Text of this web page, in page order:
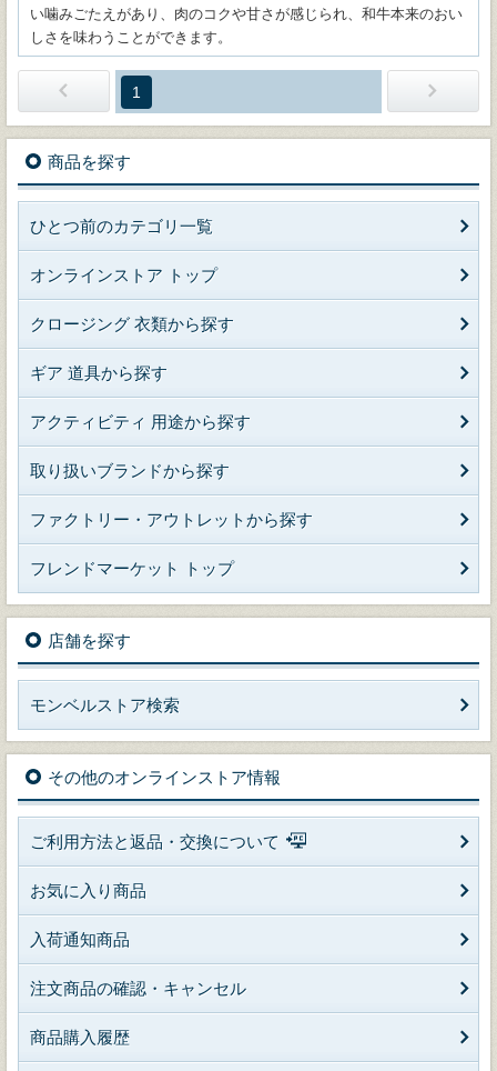
い噛みごたえがあり、肉のコクや甘さが感じられ、和牛本来のおい
しさを味わうことができます。
1
商品を探す
ひとつ前のカテゴリ一覧
オンラインストア トップ
クロージング 衣類から探す
ギア 道具から探す
アクティビティ 用途から探す
取り扱いブランドから探す
ファクトリー・アウトレットから探す
フレンドマーケット トップ
店舗を探す
モンベルストア検索
その他のオンラインストア情報
ご利用方法と返品・交換について
お気に入り商品
入荷通知商品
注文商品の確認・キャンセル
商品購入履歴